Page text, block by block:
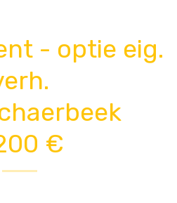
- optie eig.
€